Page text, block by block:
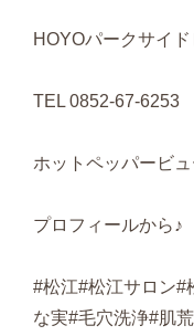
HOYOパークサイ
TEL 0852-67-6253
ホットペッパービ
プロフィールから♪
#松江#松江サロン#
な実#毛穴洗浄#肌